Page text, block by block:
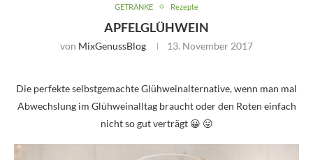
GETRÄNKE Rezepte
APFELGLÜHWEIN
von MixGenussBlog 13. November 2017
Die perfekte selbstgemachte Glühweinalternative, wenn man mal
Abwechslung im Glühweinalltag braucht oder den Roten einfach
nicht so gut verträgt 😀 😛